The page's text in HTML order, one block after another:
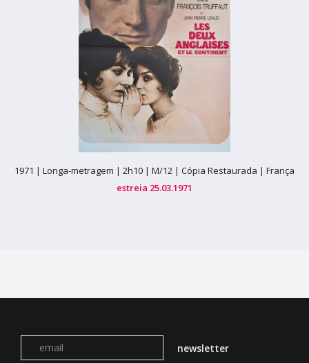
1971 | Longa-metragem | 2h10 | M/12 | Cópia Restaurada | França
estreia 25.03.1971